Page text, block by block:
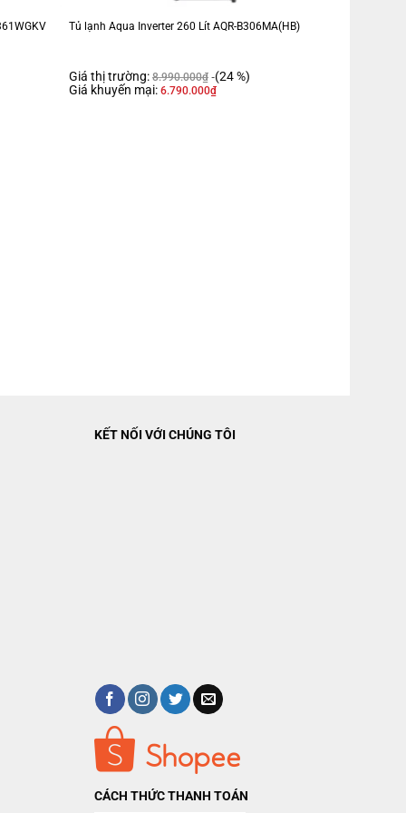
Tủ lạnh Aqua Inverter 260 Lít AQR-B306MA(HB)
Giá thị trường: 8.990.000₫ (24 %)
Giá khuyến mại: 6.790.000₫
KẾT NỐI VỚI CHÚNG TÔI
CÁCH THỨC THANH TOÁN